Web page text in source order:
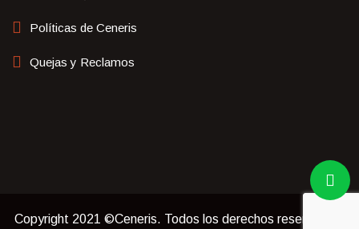
Políticas de Ceneris
Quejas y Reclamos
Copyright 2021 ©Ceneris. Todos los derechos reservados.